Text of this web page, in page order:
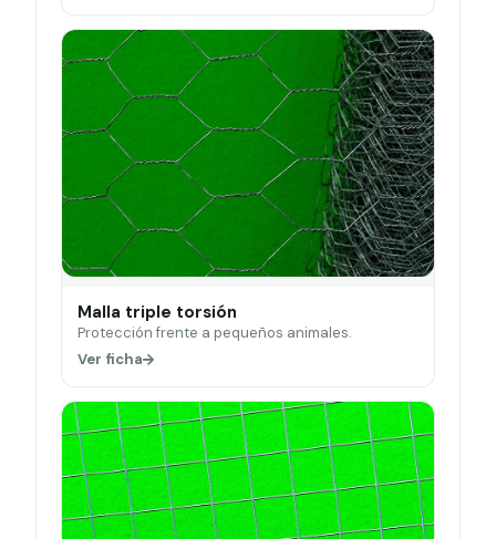
Malla triple torsión
Protección frente a pequeños animales.
Ver ficha